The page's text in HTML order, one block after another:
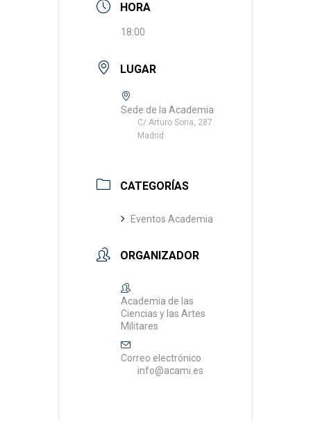
HORA
18:00
LUGAR
Sede de la Academia
C/ Arturo Soria, 287.
Madrid
CATEGORÍAS
Eventos Academia
ORGANIZADOR
Academia de las
Ciencias y las Artes
Militares
Correo electrónico
info@acami.es